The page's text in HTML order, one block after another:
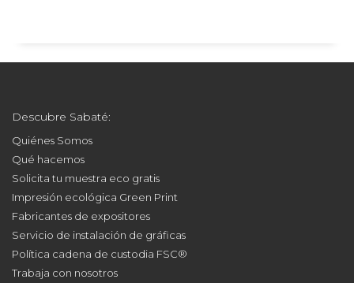
Descubre Sabaté:
Quiénes Somos
Qué hacemos
Solicita tu muestra eco gratis
Impresión ecológica Green Print
Fabricantes de expositores
Servicio de instalación de gráficas
Política cadena de custodia FSC®
Trabaja con nosotros